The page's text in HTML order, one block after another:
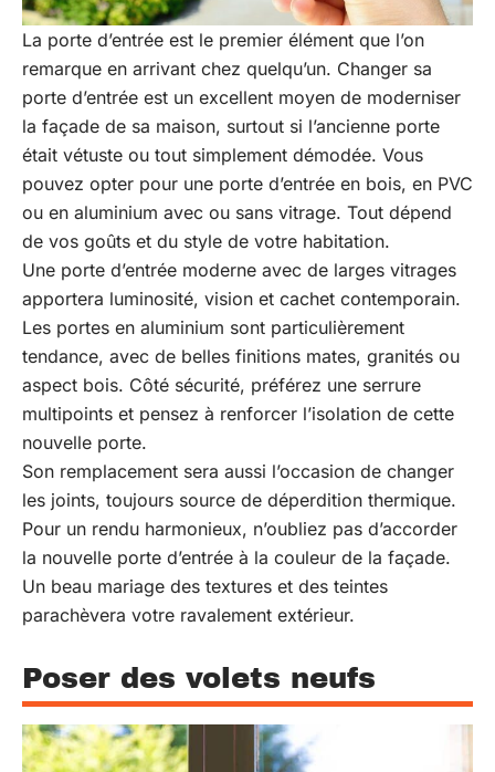
La porte d’entrée est le premier élément que l’on
remarque en arrivant chez quelqu’un. Changer sa
porte d’entrée est un excellent moyen de moderniser
la façade de sa maison, surtout si l’ancienne porte
était vétuste ou tout simplement démodée. Vous
pouvez opter pour une porte d’entrée en bois, en PVC
ou en aluminium avec ou sans vitrage. Tout dépend
de vos goûts et du style de votre habitation.
Une porte d’entrée moderne avec de larges vitrages
apportera luminosité, vision et cachet contemporain.
Les portes en aluminium sont particulièrement
tendance, avec de belles finitions mates, granités ou
aspect bois. Côté sécurité, préférez une serrure
multipoints et pensez à renforcer l’isolation de cette
nouvelle porte.
Son remplacement sera aussi l’occasion de changer
les joints, toujours source de déperdition thermique.
Pour un rendu harmonieux, n’oubliez pas d’accorder
la nouvelle porte d’entrée à la couleur de la façade.
Un beau mariage des textures et des teintes
parachèvera votre ravalement extérieur.
Poser des volets neufs